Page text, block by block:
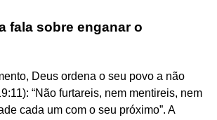
fala sobre enganar o
Deus ordena o seu povo a não
“Não furtareis, nem mentireis, nem
cada um com o seu próximo”. A